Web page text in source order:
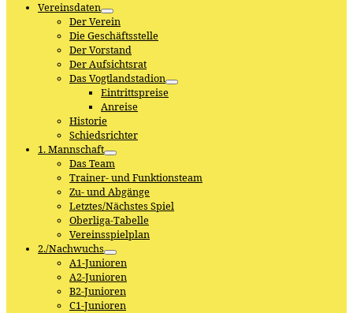
Vereinsdaten
Der Verein
Die Geschäftsstelle
Der Vorstand
Der Aufsichtsrat
Das Vogtlandstadion
Eintrittspreise
Anreise
Historie
Schiedsrichter
1. Mannschaft
Das Team
Trainer- und Funktionsteam
Zu- und Abgänge
Letztes/Nächstes Spiel
Oberliga-Tabelle
Vereinsspielplan
2./Nachwuchs
A1-Junioren
A2-Junioren
B2-Junioren
C1-Junioren